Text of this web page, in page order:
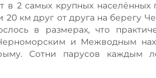
2 самых крупных населённых
км друг от друга на берегу
в размерах, что
и Межводным
Сотни парусов каждым